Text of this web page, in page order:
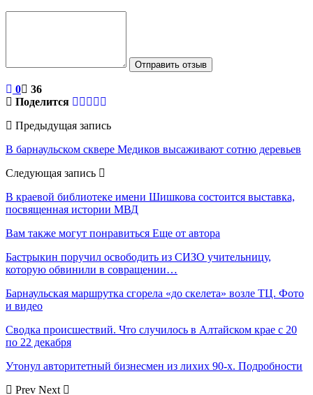
Отправить отзыв
0
36
Поделится
Предыдущая запись
В барнаульском сквере Медиков высаживают сотню деревьев
Следующая запись
В краевой библиотеке имени Шишкова состоится выставка,
посвященная истории МВД
Вам также могут понравиться Еще от автора
Бастрыкин поручил освободить из СИЗО учительницу,
которую обвинили в совращении…
Барнаульская маршрутка сгорела «до скелета» возле ТЦ. Фото
и видео
Сводка происшествий. Что случилось в Алтайском крае с 20
по 22 декабря
Утонул авторитетный бизнесмен из лихих 90-х. Подробности
Prev Next